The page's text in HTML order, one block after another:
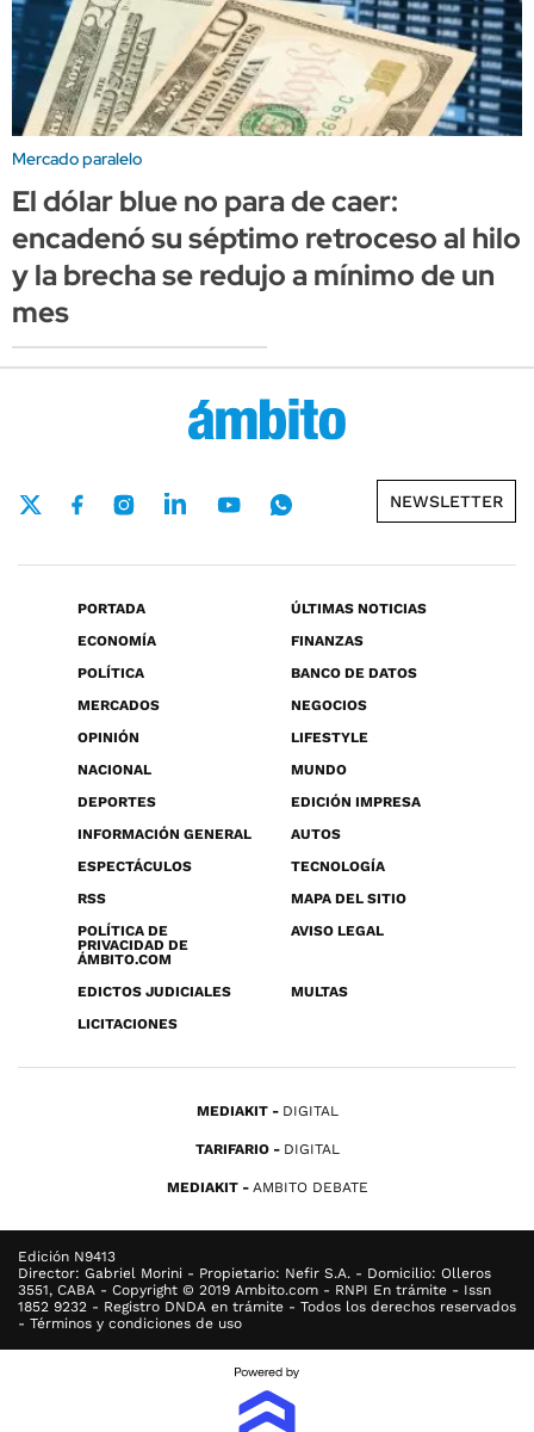
Mercado paralelo
El dólar blue no para de caer:
encadenó su séptimo retroceso al hilo
y la brecha se redujo a mínimo de un
mes
NEWSLETTER
PORTADA
ÚLTIMAS NOTICIAS
ECONOMÍA
FINANZAS
POLÍTICA
BANCO DE DATOS
MERCADOS
NEGOCIOS
OPINIÓN
LIFESTYLE
NACIONAL
MUNDO
DEPORTES
EDICIÓN IMPRESA
INFORMACIÓN GENERAL
AUTOS
ESPECTÁCULOS
TECNOLOGÍA
RSS
MAPA DEL SITIO
POLÍTICA DE
PRIVACIDAD DE
ÁMBITO.COM
AVISO LEGAL
EDICTOS JUDICIALES
MULTAS
LICITACIONES
MEDIAKIT DIGITAL
TARIFARIO DIGITAL
MEDIAKIT AMBITO DEBATE
Edición N9413
Director: Gabriel Morini - Propietario: Nefir S.A. - Domicilio: Olleros
3551, CABA - Copyright © 2019 Ambito.com - RNPI En trámite - Issn
1852 9232 - Registro DNDA en trámite - Todos los derechos reservados
- Términos y condiciones de uso